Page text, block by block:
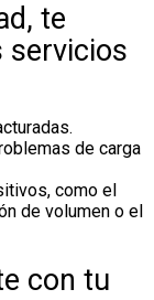
te
servicios
de carga
como el
de volumen o el
con tu